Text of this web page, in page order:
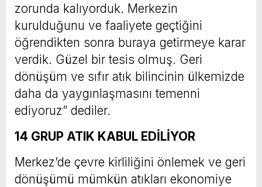
zorunda kalıyorduk. Merkezin
kurulduğunu ve faaliyete geçtiğini
öğrendikten sonra buraya getirmeye karar
verdik. Güzel bir tesis olmuş. Geri
dönüşüm ve sıfır atık bilincinin ülkemizde
daha da yaygınlaşmasını temenni
ediyoruz” dediler.
14 GRUP ATIK KABUL EDİLİYOR
Merkez’de çevre kirliliğini önlemek ve geri
dönüşümü mümkün atıkları ekonomiye